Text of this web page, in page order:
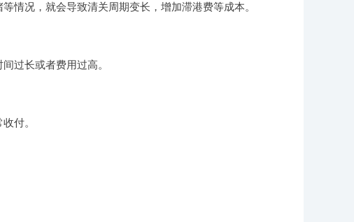
情况，就会导致清关周期变长，增加滞港费等成本。
过长或者费用过高。
付。